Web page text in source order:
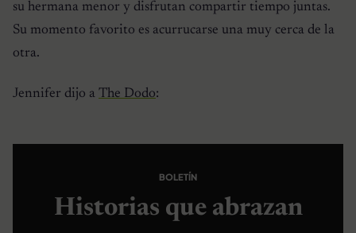
su hermana menor y disfrutan compartir tiempo juntas.
Su momento favorito es acurrucarse una muy cerca de la
otra.
Jennifer dijo a The Dodo:
BOLETÍN
Historias que abrazan